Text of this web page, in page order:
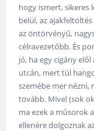
hogy ismert, sikeres
belül, az
az öntörvényű,
célravezetőbb. És
jó, ha egy cigány
utcán, mert túl
szemébe mer nézni,
tovább. Mivel (sok
ma ezek a műsorok
ellenére dolgoznak